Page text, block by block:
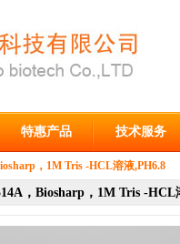
特惠产品 技术服务
，1M Tris -HCL溶液,PH6.8
，Biosharp，1M Tris -HCL